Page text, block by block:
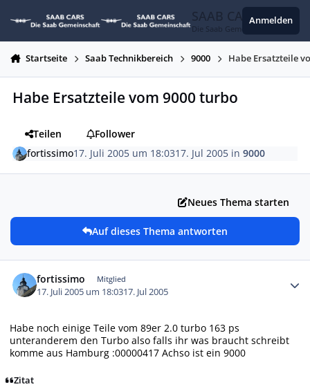
SAAB CARS
Die Saab Gemeinschaft
Anmelden
Startseite Saab Technikbereich 9000 Habe Ersatzteile
Habe Ersatzteile vom 9000 turbo
Teilen
Follower
fortissimo17. Juli 2005 um 18:0317. Jul 2005 in9000
Neues Thema starten
Auf dieses Thema antworten
fortissimo Mitglied
17. Juli 2005 um 18:0317. Jul 2005
Habe noch einige Teile vom 89er 2.0 turbo 163 ps
unteranderem den Turbo also falls ihr was braucht schreibt
komme aus Hamburg :00000417 Achso ist ein 9000
Zitat